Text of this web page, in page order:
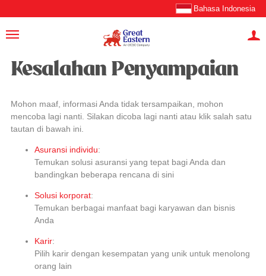
Bahasa Indonesia
Kesalahan Penyampaian
Mohon maaf, informasi Anda tidak tersampaikan, mohon
mencoba lagi nanti. Silakan dicoba lagi nanti atau klik salah satu
tautan di bawah ini.
Asuransi individu:
Temukan solusi asuransi yang tepat bagi Anda dan
bandingkan beberapa rencana di sini
Solusi korporat:
Temukan berbagai manfaat bagi karyawan dan bisnis
Anda
Karir:
Pilih karir dengan kesempatan yang unik untuk menolong
orang lain